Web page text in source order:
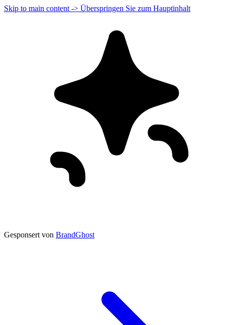
Skip to main content -> Überspringen Sie zum Hauptinhalt
Gesponsert von BrandGhost